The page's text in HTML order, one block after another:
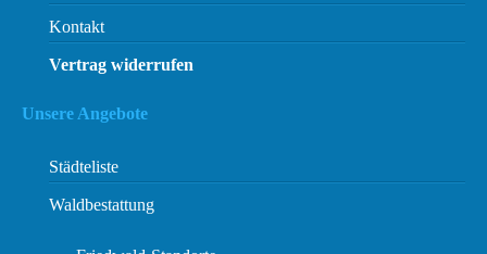
Kontakt
Vertrag widerrufen
Unsere Angebote
Städteliste
Waldbestattung